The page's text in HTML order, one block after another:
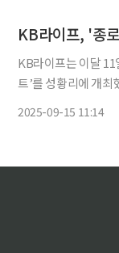
KB라이프는 이달 11
트’를 성황리에 개최했다고 15일 밝혔다. ‘종
2025-09-15 11:14